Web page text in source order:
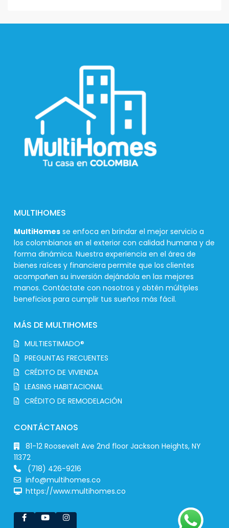
MULTIHOMES
MultiHomes se enfoca en brindar el mejor servicio a
los colombianos en el exterior con calidad humana y de
forma dinámica. Nuestra experiencia en el área de
bienes raíces y financiera permite que los clientes
acompañen su inversión dejándola en las mejores
manos. Contáctate con nosotros y obtén múltiples
beneficios para cumplir tus sueños más fácil.
MÁS DE MULTIHOMES
MULTIESTIMADO®
PREGUNTAS FRECUENTES
CRÉDITO DE VIVIENDA
LEASING HABITACIONAL
CRÉDITO DE REMODELACIÓN
CONTÁCTANOS
81-12 Roosevelt Ave 2nd floor Jackson Heights, NY
11372
(718) 426-9216
info@multihomes.co
https://www.multihomes.co